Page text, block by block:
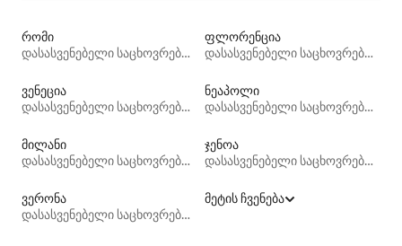
რომი
დასასვენებელი საცხოვრებლები
ფლორენცია
დასასვენებელი საცხოვრებლები
ვენეცია
დასასვენებელი საცხოვრებლები
ნეაპოლი
დასასვენებელი საცხოვრებლები
მილანი
დასასვენებელი საცხოვრებლები
ჯენოა
დასასვენებელი საცხოვრებლები
ვერონა
დასასვენებელი საცხოვრებლები
მეტის ჩვენება